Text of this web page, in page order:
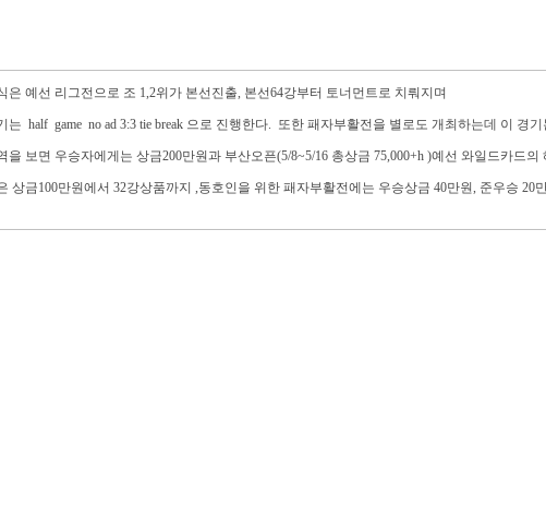
은 예선 리그전으로 조 1,2위가 본선진출, 본선64강부터 토너먼트로 치뤄지며
는 half game no ad 3:3 tie break 으로 진행한다. 또한 패자부활전을 별로도 개최하는데 이 경
을 보면 우승자에게는 상금200만원과 부산오픈(5/8~5/16 총상금 75,000+h )예선 와일드카드의
상금100만원에서 32강상품까지 ,동호인을 위한 패자부활전에는 우승상금 40만원, 준우승 20